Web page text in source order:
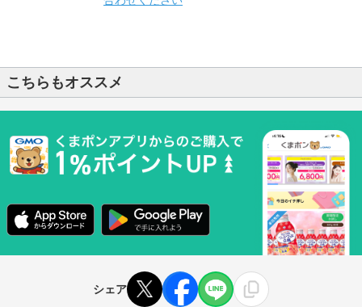
こちらもオススメ
シェア